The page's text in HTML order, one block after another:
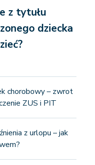
z tytułu
dziecka
chorobowy – zwrot
ZUS i PIT
z urlopu – jak